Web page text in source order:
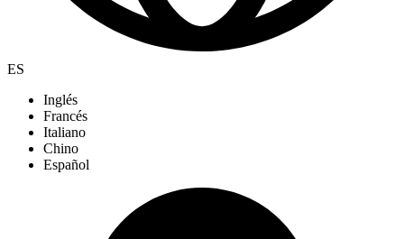
ES
Inglés
Francés
Italiano
Chino
Español